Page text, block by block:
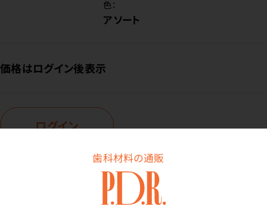
歯科材料の通販
色：
アソート
価格はログイン後表示
ログイン
商品番号：
55-9296
在庫：
○